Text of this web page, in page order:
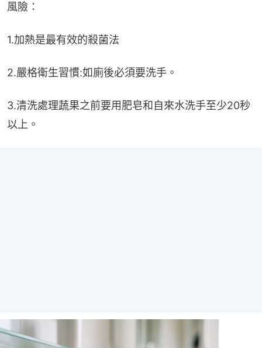
風險：
1.加熱是最有效的殺菌法
2.嚴格衛生習慣:如廁後必須要洗手。
3.清洗處理蔬果之前要用肥皂和自來水洗手至少20秒
以上。